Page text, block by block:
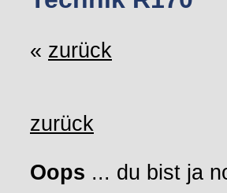
« zurück
zurück
Oops ... du bist ja